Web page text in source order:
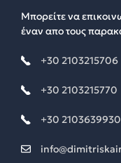
Μπορείτε να
έναν απο τους
+30 2103215706
+30 2103215770
+30 2103639930